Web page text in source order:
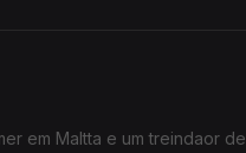
em Maltta e um treindaor de